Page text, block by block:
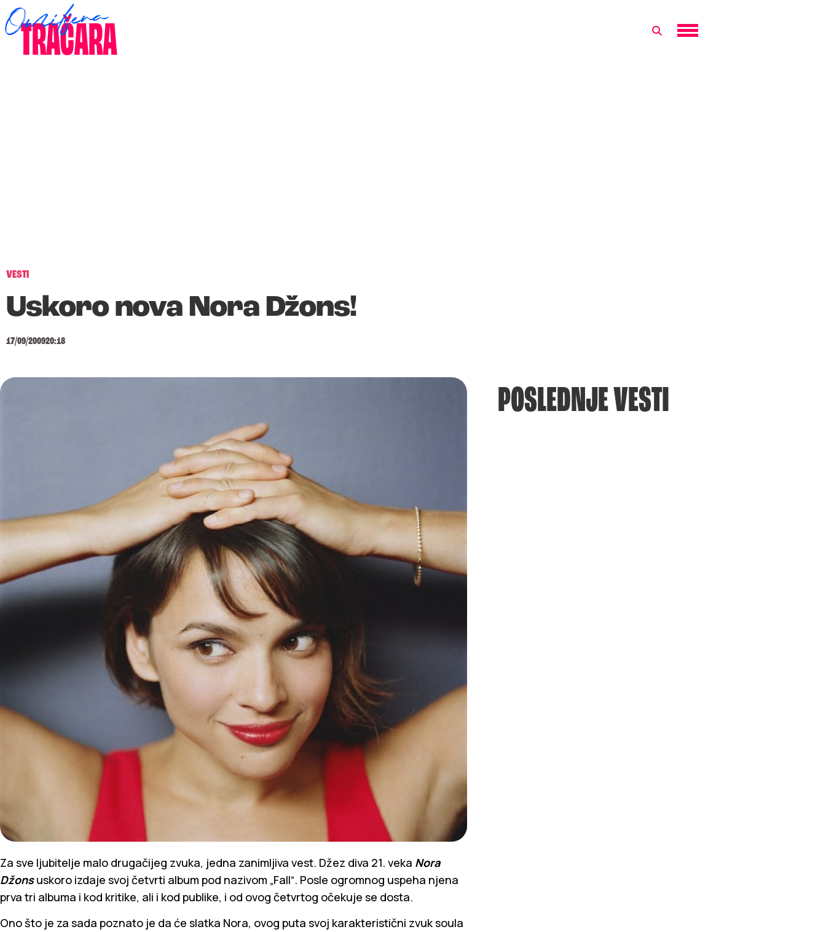
VESTI
Uskoro nova Nora Džons!
17/09/200920:18
Za sve ljubitelje malo drugačijeg zvuka, jedna zanimljiva vest. Džez diva 21. veka Nora
Džonsuskoro izdaje svoj četvrti album pod nazivom „Fall“. Posle ogromnog uspeha njena
prva tri albuma i kod kritike, ali i kod publike, i od ovog četvrtog očekuje se dosta.
Ono što je za sada poznato je da će slatka Nora, ovog puta svoj karakteristični zvuk soula
POSLEDNJE VESTI